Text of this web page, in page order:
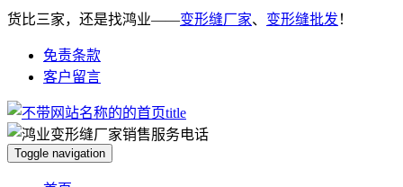
货比三家，还是找鸿业——变形缝厂家、 变形缝批发 ！
免责条款
客户留言
Toggle navigation